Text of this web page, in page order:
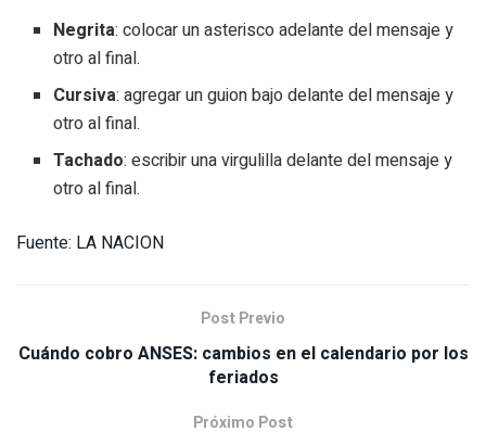
Negrita: colocar un asterisco adelante del mensaje y
otro al final.
Cursiva: agregar un guion bajo delante del mensaje y
otro al final.
Tachado: escribir una virgulilla delante del mensaje y
otro al final.
Fuente: LA NACION
Post Previo
Cuándo cobro ANSES: cambios en el calendario por los
feriados
Próximo Post